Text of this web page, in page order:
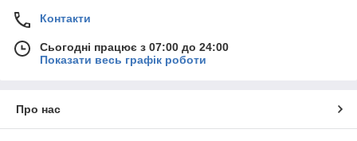
Контакти
Сьогодні працює з 07:00 до 24:00
Показати весь графік роботи
Про нас